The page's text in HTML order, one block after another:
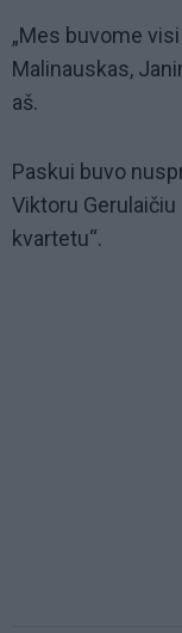
„Mes buvome
Malinauskas,
aš.
Paskui buvo
Viktoru
kvartetu“.